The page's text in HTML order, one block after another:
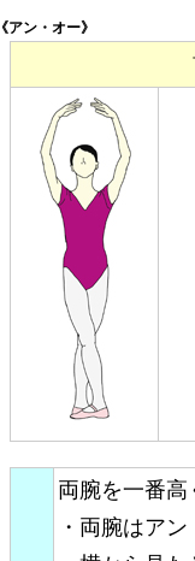
《アン・オー》
両腕を一番高
・両腕はア